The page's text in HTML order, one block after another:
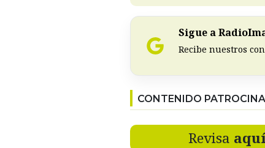
Sigue a
Recibe nuestros
CONTENIDO
Revisa